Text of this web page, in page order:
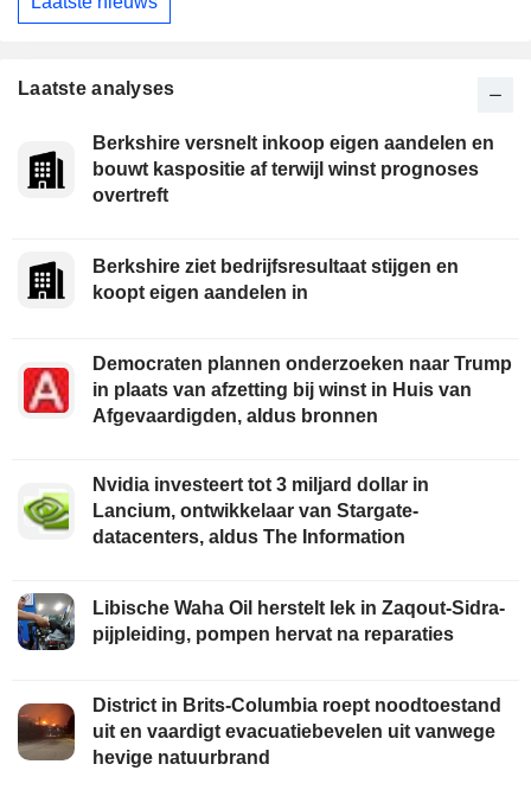
Laatste analyses
Berkshire versnelt inkoop eigen aandelen en
bouwt kaspositie af terwijl winst prognoses
overtreft
Berkshire ziet bedrijfsresultaat stijgen en
koopt eigen aandelen in
Democraten plannen onderzoeken naar Trump
in plaats van afzetting bij winst in Huis van
Afgevaardigden, aldus bronnen
Nvidia investeert tot 3 miljard dollar in
Lancium, ontwikkelaar van Stargate-
datacenters, aldus The Information
Libische Waha Oil herstelt lek in Zaqout-Sidra-
pijpleiding, pompen hervat na reparaties
District in Brits-Columbia roept noodtoestand
uit en vaardigt evacuatiebevelen uit vanwege
hevige natuurbrand